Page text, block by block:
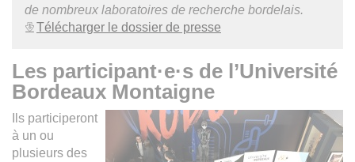
de nombreux laboratoires de recherche bordelais.
Télécharger le dossier de presse
Les participant·e·s de l’Université
Bordeaux Montaigne
Ils participeront
à un ou
plusieurs des